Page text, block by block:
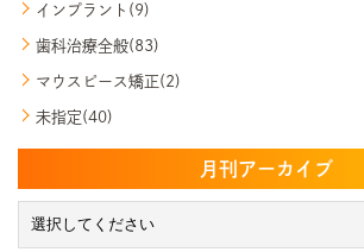
インプラント(9)
歯科治療全般(83)
マウスピース矯正(2)
未指定(40)
月刊アーカイブ